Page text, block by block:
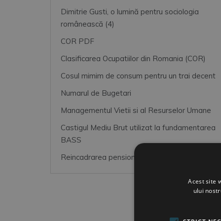
Dimitrie Gusti, o lumină pentru sociologia
românească (4)
COR PDF
Clasificarea Ocupatiilor din Romania (COR)
Cosul mimim de consum pentru un trai decent
Numarul de Bugetari
Managementul Vietii si al Resurselor Umane
Castigul Mediu Brut utilizat la fundamentarea
BASS
Reincadrarea pensionarilor magistrati
Acest site
ului